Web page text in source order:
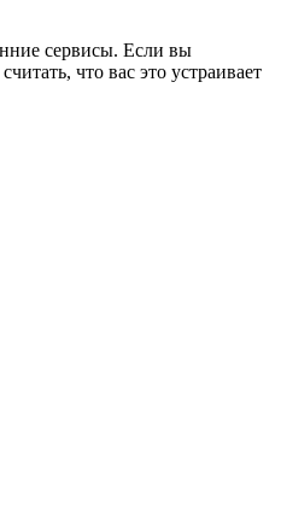
сервисы. Если вы
что вас это устраивает